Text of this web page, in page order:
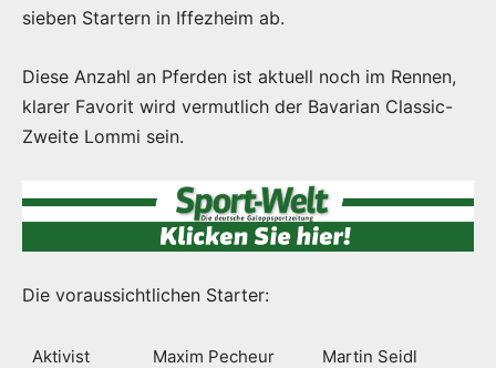
sieben Startern in Iffezheim ab.
Diese Anzahl an Pferden ist aktuell noch im Rennen,
klarer Favorit wird vermutlich der Bavarian Classic-
Zweite Lommi sein.
Die voraussichtlichen Starter:
Aktivist Maxim Pecheur Martin Seidl